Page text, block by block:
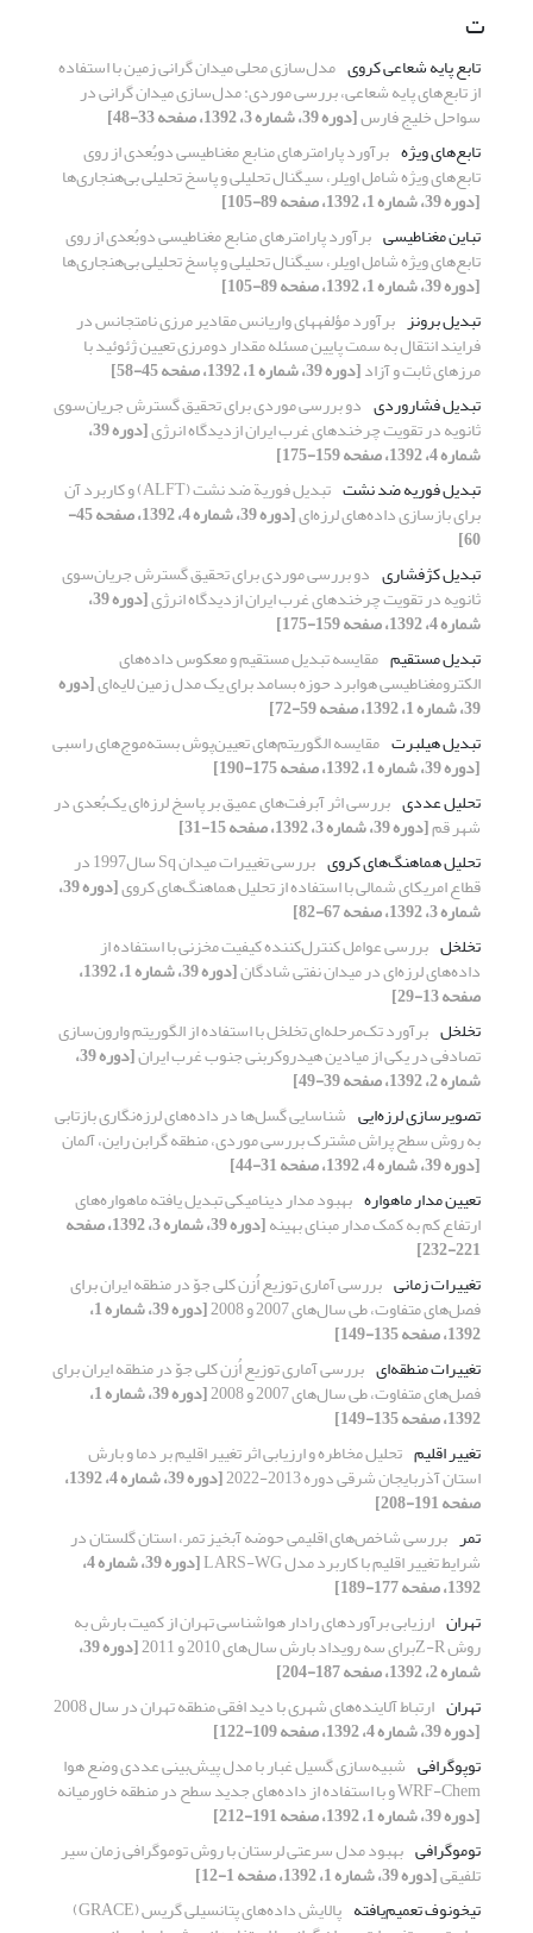
ت
تابع پایه شعاعی کروی مدل‌سازی محلی میدان گرانی زمین با استفاده
از تابع‌های پایه شعاعی، بررسی موردی: مدل‌سازی میدان گرانی در
سواحل خلیج فارس[دوره 39، شماره 3، 1392، صفحه 33-48]
تابع‌های ویژه برآورد پارامترهای منابع مغناطیسی دوبُعدی از روی
تابع‌های ویژه شامل اویلر، سیگنال تحلیلی و پاسخ تحلیلی بی‌هنجاری‌ها
[دوره 39، شماره 1، 1392، صفحه 89-105]
تباین مغناطیسی برآورد پارامترهای منابع مغناطیسی دوبُعدی از روی
تابع‌های ویژه شامل اویلر، سیگنال تحلیلی و پاسخ تحلیلی بی‌هنجاری‌ها
[دوره 39، شماره 1، 1392، صفحه 89-105]
تبدیل برونز
برآورد مؤلفه‎های واریانس مقادیر مرزی نامتجانس در
فرایند انتقال به سمت پایین مسئله مقدار دومرزی تعیین ژئوئید با
مرزهای ثابت و آزاد[دوره 39، شماره 1، 1392، صفحه 45-58]
تبدیل فشاروردی دو بررسی موردی برای تحقیق گسترش جریان‌سوی
ثانویه در تقویت چرخندهای غرب ایران ازدیدگاه انرژی [دوره 39،
شماره 4، 1392، صفحه 159-175]
تبدیل فوریه ضد نشت
تبدیل فوریة ضد نشت (ALFT) و کاربرد آن
برای بازسازی داده‌های لرزه‌ای [دوره 39، شماره 4، 1392، صفحه 45-
60]
تبدیل کژفشاری دو بررسی موردی برای تحقیق گسترش جریان‌سوی
ثانویه در تقویت چرخندهای غرب ایران ازدیدگاه انرژی [دوره 39،
شماره 4، 1392، صفحه 159-175]
تبدیل مستقیم مقایسه تبدیل مستقیم و معکوس داده‌های
الکترومغناطیسی هوابرد حوزه بسامد برای یک مدل زمین لایه‌ای[دوره
39، شماره 1، 1392، صفحه 59-72]
تبدیل هیلبرت مقایسه ‌‌الگوریتم‌‌های ‌‌تعیین‌‌پوش ‌‌بسته‌موج‌‌های ‌‌راسبی
[دوره 39، شماره 1، 1392، صفحه 175-190]
تحلیل عددی بررسی اثر آبرفت‌های عمیق بر پاسخ لرزه‌ای یک‌بُعدی در
شهر قم[دوره 39، شماره 3، 1392، صفحه 15-31]
تحلیل هماهنگ‌های کروی
بررسی تغییرات میدان Sq سال1997 در
قطاع امریکای شمالی با استفاده از تحلیل هماهنگ‌های کروی [دوره 39،
شماره 3، 1392، صفحه 67-82]
تخلخل بررسی عوامل کنترل‌کننده کیفیت مخزنی با استفاده از
داده‌‌‌‌های لرزه‌‌ای در میدان نفتی شادگان [دوره 39، شماره 1، 1392،
صفحه 13-29]
تخلخل برآورد تک‌مرحله‌ای تخلخل با استفاده از الگوریتم وارون‌سازی
تصادفی در یکی از میادین هیدروکربنی جنوب غرب ایران [دوره 39،
شماره 2، 1392، صفحه 39-49]
تصویرسازی لرزه‌ایی شناسایی گسل‌ها در داده‌های لرزه‌نگاری بازتابی
به روش سطح پراش مشترک بررسی موردی، منطقه گرابن راین، آلمان
[دوره 39، شماره 4، 1392، صفحه 31-44]
تعیین مدار ماهواره بهبود مدار دینامیکی تبدیل یافته ماهواره‌های
ارتفاع کم به کمک مدار مبنای بهینه [دوره 39، شماره 3، 1392، صفحه
221-232]
تغییرات زمانی بررسی آماری توزیع اُزن کلی جوّ در منطقه ایران برای
فصل‌های متفاوت، طی سال‌های 2007 و 2008 [دوره 39، شماره 1،
1392، صفحه 135-149]
تغییرات منطقه‌ای بررسی آماری توزیع اُزن کلی جوّ در منطقه ایران برای
فصل‌های متفاوت، طی سال‌های 2007 و 2008 [دوره 39، شماره 1،
1392، صفحه 135-149]
تغییر اقلیم تحلیل مخاطره و ارزیابی اثر تغییر اقلیم بر دما و بارش
استان آذربایجان شرقی دوره 2013-2022 [دوره 39، شماره 4، 1392،
صفحه 191-208]
تمر بررسی شاخص‌های اقلیمی حوضه آبخیز تمر، استان گلستان در
شرایط تغییر اقلیم با کاربرد مدل LARS-WG [دوره 39، شماره 4،
1392، صفحه 177-189]
تهران ارزیابی برآوردهای رادار هواشناسی تهران از کمیت بارش به
روش Z-Rبرای سه رویداد بارش سال‌های 2010 و 2011 [دوره 39،
شماره 2، 1392، صفحه 187-204]
تهران ارتباط آلاینده‌های شهری با دید افقی منطقه تهران در سال 2008
[دوره 39، شماره 4، 1392، صفحه 109-122]
توپوگرافی شبیه‌سازی گسیل غبار با مدل پیش‌بینی عددی وضع هوا
WRF-Chem و با استفاده از داده‌های جدید سطح در منطقه خاورمیانه
[دوره 39، شماره 1، 1392، صفحه 191-212]
توموگرافی بهبود مدل سرعتی لرستان با روش توموگرافی زمان سیر
تلفیقی[دوره 39، شماره 1، 1392، صفحه 1-12]
تیخونوف تعمیم‌یافته
پالایش داده‌های پتانسیلی گریس (GRACE)